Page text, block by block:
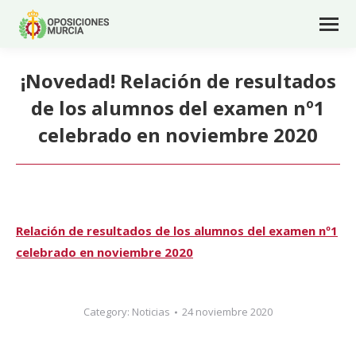
¡Novedad! Relación de resultados
de los alumnos del examen nº1
celebrado en noviembre 2020
Relación de resultados de los alumnos del examen nº1
celebrado en noviembre 2020
Category: Noticias 24 noviembre 2020